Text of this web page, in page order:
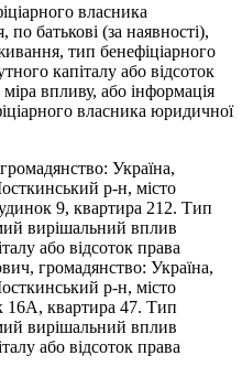
власника
батькові (за наявності),
тип бенефіціарного
капіталу або відсоток
впливу, або інформація
власника юридичної
Україна,
р-н, місто
9, квартира 212. Тип
вирішальний вплив
або відсоток права
громадянство: Україна,
р-н, місто
16А, квартира 47. Тип
вирішальний вплив
або відсоток права